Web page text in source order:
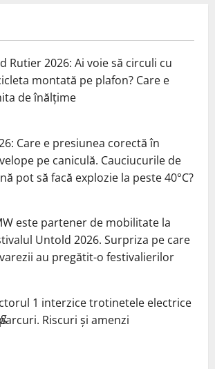
Rutier 2026: Ai voie să circuli cu
montată pe plafon? Care e
de înălțime
Care e presiunea corectă în
pe caniculă. Cauciucurile de
pot să facă explozie la peste 40°C?
este partener de mobilitate la
Untold 2026. Surpriza pe care
au pregătit-o festivalierilor
1 interzice trotinetele electrice
Riscuri și amenzi